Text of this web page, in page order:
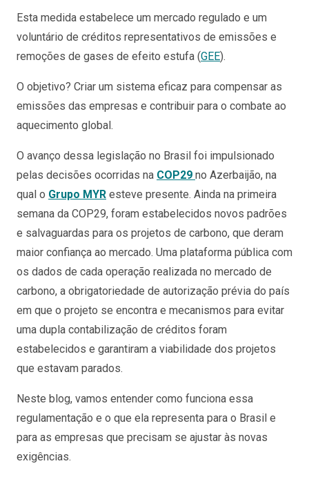
Esta medida estabelece um mercado regulado e um
voluntário de créditos representativos de emissões e
remoções de gases de efeito estufa (GEE).
O objetivo? Criar um sistema eficaz para compensar as
emissões das empresas e contribuir para o combate ao
aquecimento global.
O avanço dessa legislação no Brasil foi impulsionado
pelas decisões ocorridas na COP29 no Azerbaijão, na
qual o Grupo MYR esteve presente. Ainda na primeira
semana da COP29, foram estabelecidos novos padrões
e salvaguardas para os projetos de carbono, que deram
maior confiança ao mercado. Uma plataforma pública com
os dados de cada operação realizada no mercado de
carbono, a obrigatoriedade de autorização prévia do país
em que o projeto se encontra e mecanismos para evitar
uma dupla contabilização de créditos foram
estabelecidos e garantiram a viabilidade dos projetos
que estavam parados.
Neste blog, vamos entender como funciona essa
regulamentação e o que ela representa para o Brasil e
para as empresas que precisam se ajustar às novas
exigências.